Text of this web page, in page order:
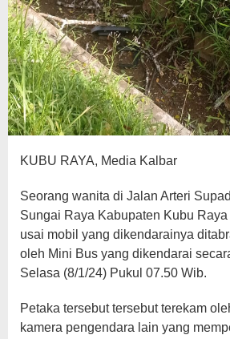
KUBU RAYA, Media Kalbar
Seorang wanita di Jalan Arteri
Sungai Raya Kabupaten Kubu
usai mobil yang dikendarainya
oleh Mini Bus yang dikendarai
Selasa (8/1/24) Pukul 07.50 Wib.
Petaka tersebut tersebut terekam
kamera pengendara lain yang